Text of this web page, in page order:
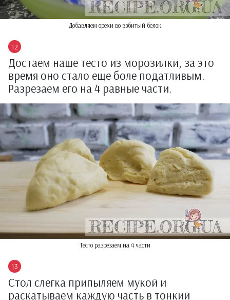
Добавляем орехи во взбитый белок
Достаем наше тесто из морозилки, за это
время оно стало еще боле податливым.
Разрезаем его на 4 равные части.
Тесто разрезаем на 4 части
Стол слегка припыляем мукой и
раскатываем каждую часть в тонкий